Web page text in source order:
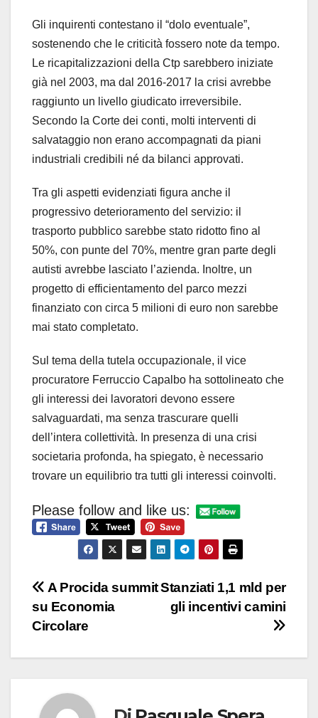
Gli inquirenti contestano il “dolo eventuale”,
sostenendo che le criticità fossero note da tempo.
Le ricapitalizzazioni della Ctp sarebbero iniziate
già nel 2003, ma dal 2016-2017 la crisi avrebbe
raggiunto un livello giudicato irreversibile.
Secondo la Corte dei conti, molti interventi di
salvataggio non erano accompagnati da piani
industriali credibili né da bilanci approvati.
Tra gli aspetti evidenziati figura anche il
progressivo deterioramento del servizio: il
trasporto pubblico sarebbe stato ridotto fino al
50%, con punte del 70%, mentre gran parte degli
autisti avrebbe lasciato l’azienda. Inoltre, un
progetto di efficientamento del parco mezzi
finanziato con circa 5 milioni di euro non sarebbe
mai stato completato.
Sul tema della tutela occupazionale, il vice
procuratore Ferruccio Capalbo ha sottolineato che
gli interessi dei lavoratori devono essere
salvaguardati, ma senza trascurare quelli
dell’intera collettività. In presenza di una crisi
societaria profonda, ha spiegato, è necessario
trovare un equilibrio tra tutti gli interessi coinvolti.
Please follow and like us:
Navigazione
articoli
Stanziati 1,1 mld per
gli incentivi camini
A Procida summit
su Economia
Circolare